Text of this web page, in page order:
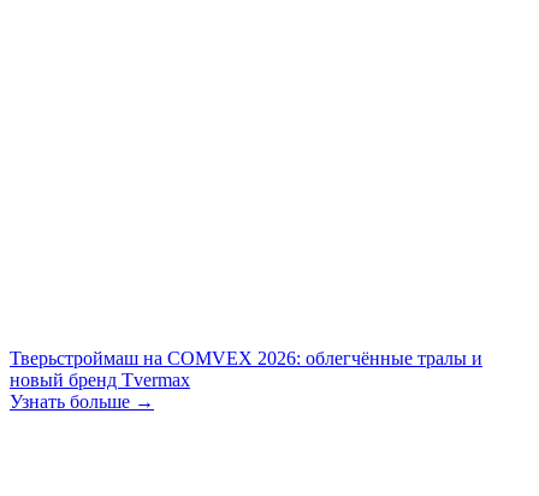
Тверьстроймаш на COMVEX 2026: облегчённые тралы и
новый бренд Tvermax
Узнать больше →